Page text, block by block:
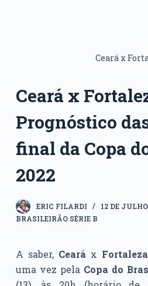
Ceará x
Ceará x
Prognóstico
final da Copa
2022
ERIC FILARDI
12 DE
BRASILEIRÃO SÉRIE B
A saber, Ceará x Fortaleza
uma vez pela Copa do